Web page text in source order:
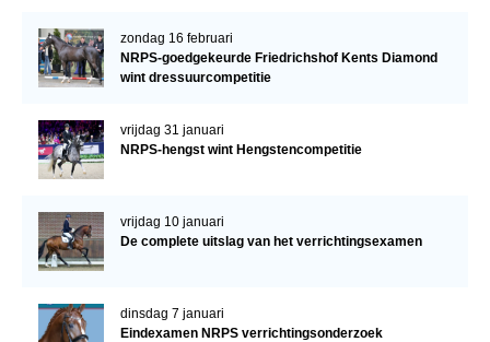
zondag 16 februari
NRPS-goedgekeurde Friedrichshof Kents Diamond
wint dressuurcompetitie
vrijdag 31 januari
NRPS-hengst wint Hengstencompetitie
vrijdag 10 januari
De complete uitslag van het verrichtingsexamen
dinsdag 7 januari
Eindexamen NRPS verrichtingsonderzoek